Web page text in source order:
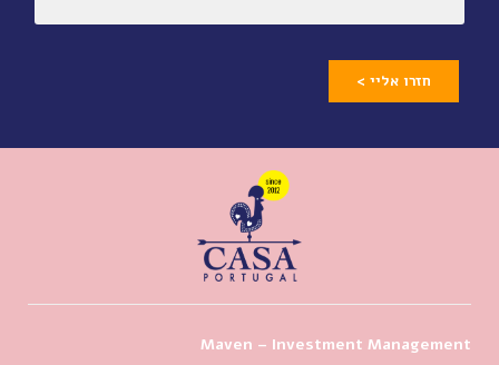
חזרו אליי >
Maven – Investment Management